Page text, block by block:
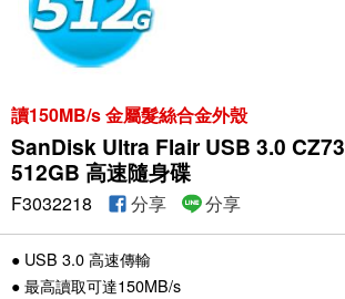
讀150MB/s 金屬髮絲合金外殼
SanDisk Ultra Flair USB 3.0 CZ73
512GB 高速隨身碟
F3032218 分享 分享
● USB 3.0 高速傳輸
● 最高讀取可達150MB/s